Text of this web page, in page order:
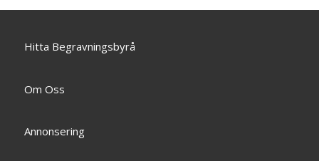
Hitta Begravningsbyrå
Om Oss
Annonsering